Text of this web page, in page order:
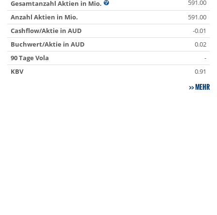
Gesamtanzahl Aktien in Mio.
591.00
Anzahl Aktien in Mio.
591.00
Cashflow/Aktie in AUD
-0.01
Buchwert/Aktie in AUD
0.02
90 Tage Vola
-
KBV
0.91
MEHR